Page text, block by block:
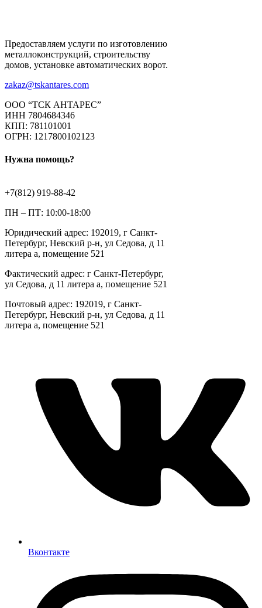
Предоставляем услуги по изготовлению
металлоконструкций, строительству
домов, установке автоматических ворот.
zakaz@tskantares.com
ООО “ТСК АНТАРЕС”
ИНН 7804684346
КПП: 781101001
ОГРН: 1217800102123
Нужна помощь?
+7(812) 919-88-42
ПН – ПТ: 10:00-18:00
Юридический адрес: 192019, г Санкт-
Петербург, Невский р-н, ул Седова, д 11
литера а, помещение 521
Фактический адрес: г Санкт-Петербург,
ул Седова, д 11 литера а, помещение 521
Почтовый адрес: 192019, г Санкт-
Петербург, Невский р-н, ул Седова, д 11
литера а, помещение 521
Вконтакте